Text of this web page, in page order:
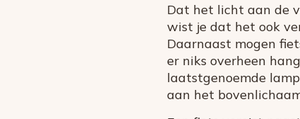
Dat het licht aan de
wist je dat het ook
Daarnaast mogen
er niks overheen
laatstgenoemde
aan het